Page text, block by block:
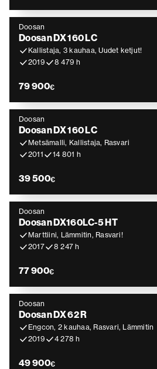
Doosan
Doosan DX 160 LC
Kallistaja, 3 kauhaa, Uudet ketjut!
2019
8 479 h
79 900€
Doosan
Doosan DX 160 LC
Metsämalli, Kallistaja, Rasvari
2011
14 801 h
39 500€
Doosan
Doosan DX160LC-5 HT
Marttiini, Lämmitin, Rasvari!
2017
8 247 h
77 900€
Doosan
Doosan DX 62 R
Engcon, 2 kauhaa, Rasvari, Lämmitin
2019
4 278 h
49 900€